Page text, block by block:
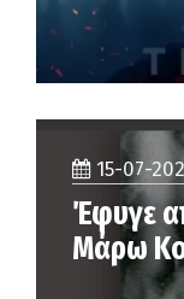
15-07-
Έφυγε
Μάρω